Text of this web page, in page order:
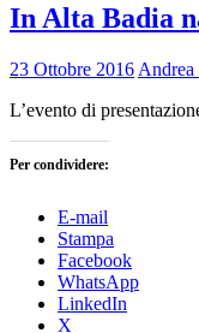
In Alta Badia
23 Ottobre 2016 Andrea
L’evento di
Per condividere:
E-mail
Stampa
Facebook
WhatsApp
LinkedIn
X